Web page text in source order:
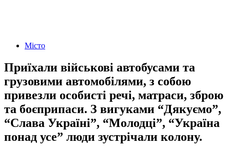
Місто
Приїхали військові автобусами та
грузовими автомобілями, з собою
привезли особисті речі, матраси, зброю
та боєприпаси. З вигуками “Дякуємо”,
“Слава Україні”, “Молодці”, “Україна
понад усе” люди зустрічали колону.